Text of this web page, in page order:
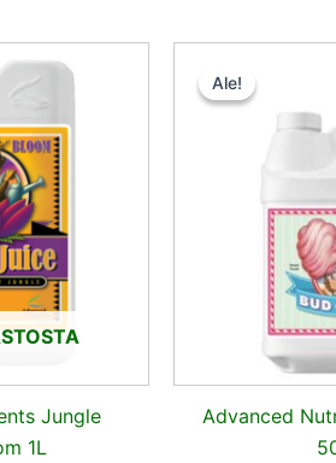
Jungle
1L
hinta
Ale!
Ale!
Advanced